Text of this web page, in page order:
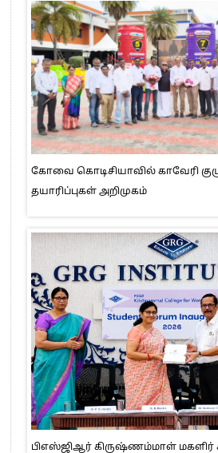
கோவை கொடிசியாவில் காவேரி
தயாரிப்புகள் அறிமுகம்
பிஎஸ்ஜிஆர் கிருஷ்ணம்மாள் மகளிர்